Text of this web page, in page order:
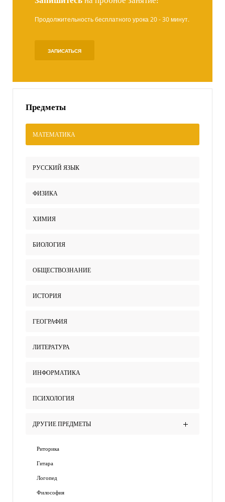
Продолжительность бесплатного урока 20 - 30 минут.
ЗАПИСАТЬСЯ
Предметы
МАТЕМАТИКА
РУССКИЙ ЯЗЫК
ФИЗИКА
ХИМИЯ
БИОЛОГИЯ
ОБЩЕСТВОЗНАНИЕ
ИСТОРИЯ
ГЕОГРАФИЯ
ЛИТЕРАТУРА
ИНФОРМАТИКА
ПСИХОЛОГИЯ
ДРУГИЕ ПРЕДМЕТЫ
Риторика
Гитара
Логопед
Философия